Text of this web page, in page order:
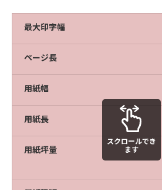
最大印字幅
ページ長
用紙幅
用紙長
用紙坪量
スクロールでき
ます